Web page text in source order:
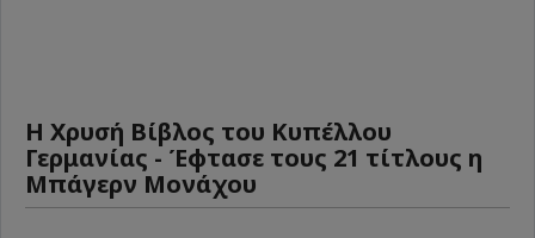
Η Χρυσή Βίβλος του Κυπέλλου
Γερμανίας - Έφτασε τους 21 τίτλους η
Μπάγερν Μονάχου